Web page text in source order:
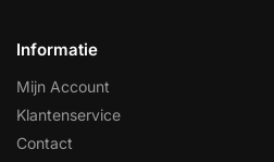
Informatie
Mijn Account
Klantenservice
Contact